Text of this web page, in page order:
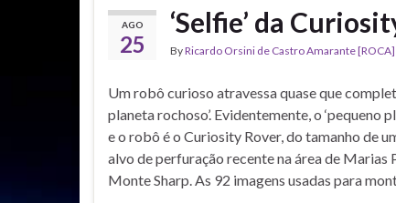
AGO
25
‘Selfie’ da
ByRicardo Orsini de Castro Amarante [ROCA]
Um robô curioso atravessa quase que
planeta rochoso’. Evidentemente, o ‘pequeno
e o robô é o Curiosity Rover, do tamanho de
alvo de perfuração recente na área de Marias
Monte Sharp. As 92 imagens usadas para